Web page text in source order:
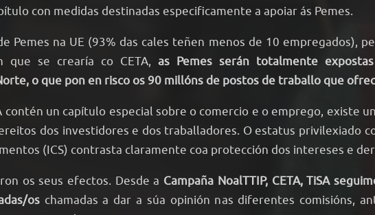
con medidas destinadas especificamente a apoiar ás Pemes.
Pemes na UE (93% das cales teñen menos de 10 empregados),
que se crearía co CETA, as Pemes serán totalmente
o que pon en risco os 90 millóns de postos de traballo que
contén un capítulo especial sobre o comercio e o emprego, existe
dos investidores e dos traballadores. O estatus privilexiado
(ICS) contrasta claramente coa protección dos intereses e
os seus efectos. Desde a Campaña NoalTTIP, CETA, TiSA
os chamadas a dar a súa opinión nas diferentes comisións,